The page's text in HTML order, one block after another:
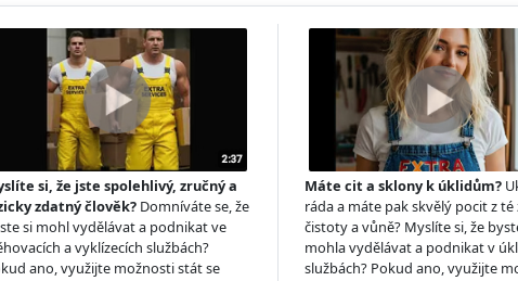
si, že jste spolehlivý, zručný a
zdatný člověk? Domníváte se, že
si mohl vydělávat a podnikat ve
a vyklízecích službách?
ano, využijte možnosti stát se
Máte cit a sklony k úklidům?
ráda a máte pak skvělý pocit z té
čistoty a vůně? Myslíte si, že
mohla vydělávat a podnikat v
službách? Pokud ano, využijte